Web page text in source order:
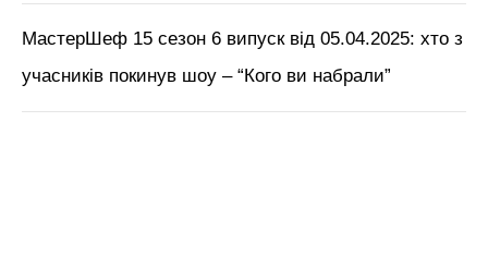
МастерШеф 15 сезон 6 випуск від 05.04.2025: хто з
учасників покинув шоу – “Кого ви набрали”